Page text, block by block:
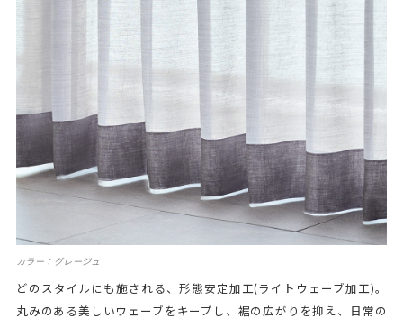
カラー：グレージュ
どのスタイルにも施される、形態安定加工(ライトウェーブ加工)。
丸みのある美しいウェーブをキープし、裾の広がりを抑え、日常の